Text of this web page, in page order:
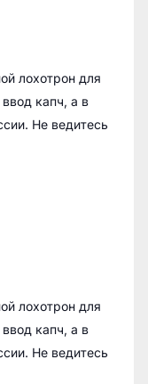
лохотрон для
капч, а в
Не ведитесь
лохотрон для
капч, а в
Не ведитесь